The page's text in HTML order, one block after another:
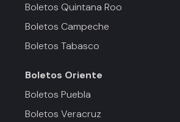
Boletos Quintana Roo
Boletos Campeche
Boletos Tabasco
Boletos Oriente
Boletos Puebla
Boletos Veracruz